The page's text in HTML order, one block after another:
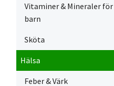
Vitaminer & Mineraler för
barn
Sköta
Hälsa
Feber & Värk